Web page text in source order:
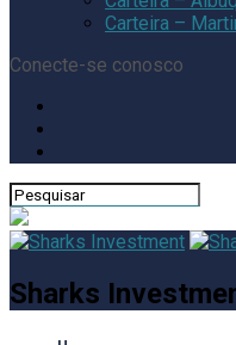
Carteira –
Conecte-se conosco
Sharks